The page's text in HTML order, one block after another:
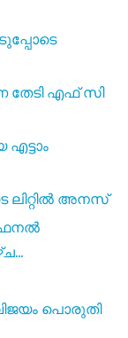
തേടി എഫ് സി
അനസ്
പൊരുതി